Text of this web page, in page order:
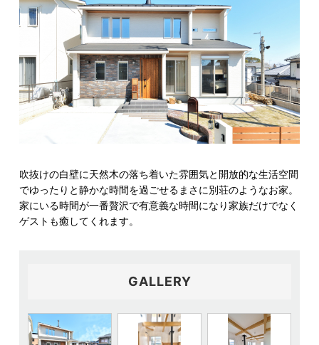
吹抜けの白壁に天然木の落ち着いた雰囲気と開放的な生活空間
でゆったりと静かな時間を過ごせるまさに別荘のようなお家。
家にいる時間が一番贅沢で有意義な時間になり家族だけでなく
ゲストも癒してくれます。
GALLERY